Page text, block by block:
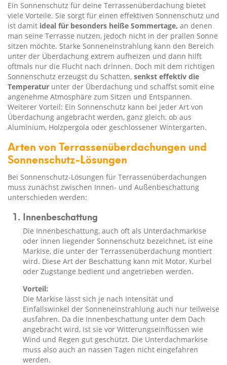
Ein Sonnenschutz für deine Terrassenüberdachung bietet
viele Vorteile. Sie sorgt für einen effektiven Sonnenschutz und
ist damit ideal für besonders heiße Sommertage, an denen
man seine Terrasse nutzen, jedoch nicht in der prallen Sonne
sitzen möchte. Starke Sonneneinstrahlung kann den Bereich
unter der Überdachung extrem aufheizen und dann hilft
oftmals nur die Flucht nach drinnen. Doch mit dem richtigen
Sonnenschutz erzeugst du Schatten, senkst effektiv die
Temperatur unter der Überdachung und schaffst somit eine
angenehme Atmosphäre zum Sitzen und Entspannen.
Weiterer Vorteil: Ein Sonnenschutz kann bei jeder Art von
Überdachung angebracht werden, ganz gleich, ob aus
Aluminium, Holzpergola oder geschlossener Wintergarten.
Arten von Terrassenüberdachungen und
Sonnenschutz-Lösungen
Bei Sonnenschutz-Lösungen für Terrassenüberdachungen
muss zunächst zwischen Innen- und Außenbeschattung
unterschieden werden:
Innenbeschattung
Die Innenbeschattung, auch oft als Unterdachmarkise
oder innen liegender Sonnenschutz bezeichnet, ist eine
Markise, die unter der Terrassenüberdachung montiert
wird. Diese Art der Beschattung kann mit Motor, Kurbel
oder Zugstange bedient und angetrieben werden.
Vorteil:
Die Markise lässt sich je nach Intensität und
Einfallswinkel der Sonneneinstrahlung auch nur teilweise
ausfahren. Da die Innenbeschattung unter dem Dach
angebracht wird, ist sie vor Witterungseinflüssen wie
Wind und Regen gut geschützt. Die Unterdachmarkise
muss also auch an nassen Tagen nicht eingefahren
werden.